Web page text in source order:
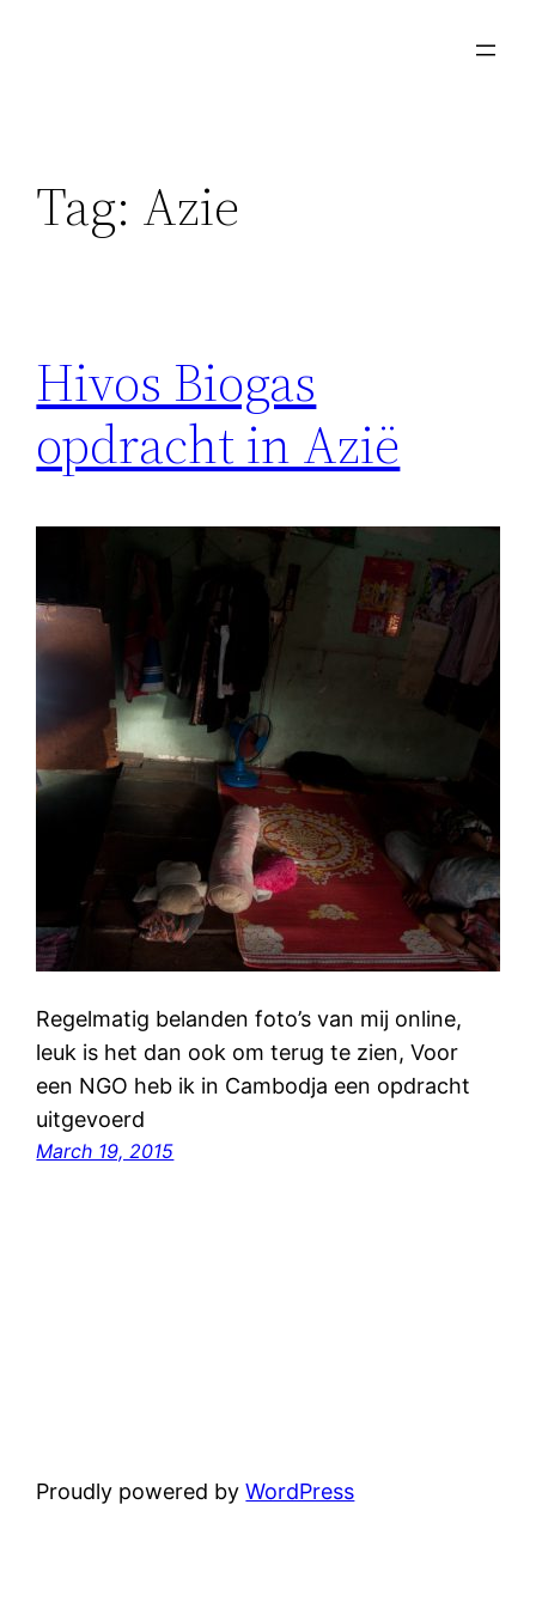
Tag: Azie
Hivos Biogas
opdracht in Azië
Regelmatig belanden foto’s van mij online,
leuk is het dan ook om terug te zien, Voor
een NGO heb ik in Cambodja een opdracht
uitgevoerd
March 19, 2015
Proudly powered byWordPress